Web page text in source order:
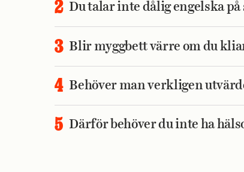
Du talar inte dålig engelska på
Blir myggbett värre om du
Behöver man verkligen
Därför behöver du inte ha